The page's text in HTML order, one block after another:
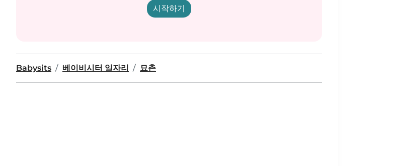
시작하기
Babysits 베이비시터 일자리 묘촌